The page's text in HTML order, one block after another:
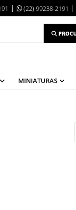
(22) 99238-2191
MINIATURAS